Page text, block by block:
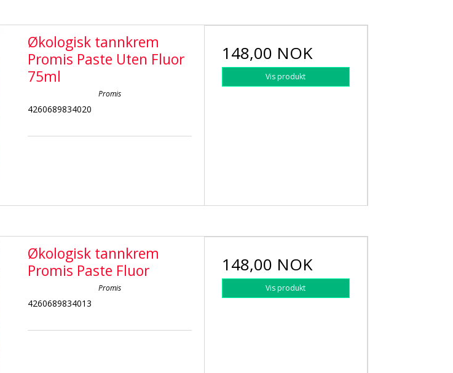
Økologisk tannkrem
Promis Paste Uten Fluor
75ml
Promis
4260689834020
148,00 NOK
Vis produkt
Økologisk tannkrem
Promis Paste Fluor
Promis
4260689834013
148,00 NOK
Vis produkt